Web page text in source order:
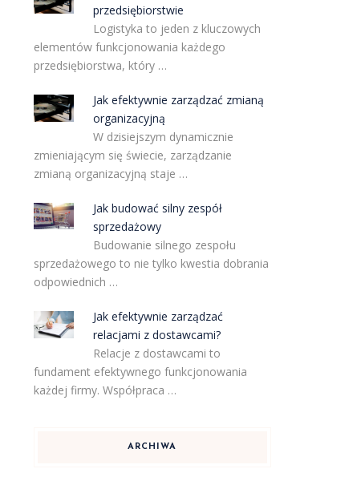
przedsiębiorstwie
Logistyka to jeden z kluczowych
elementów funkcjonowania każdego
przedsiębiorstwa, który …
Jak efektywnie zarządzać zmianą
organizacyjną
W dzisiejszym dynamicznie
zmieniającym się świecie, zarządzanie
zmianą organizacyjną staje …
Jak budować silny zespół
sprzedażowy
Budowanie silnego zespołu
sprzedażowego to nie tylko kwestia dobrania
odpowiednich …
Jak efektywnie zarządzać
relacjami z dostawcami?
Relacje z dostawcami to
fundament efektywnego funkcjonowania
każdej firmy. Współpraca …
ARCHIWA